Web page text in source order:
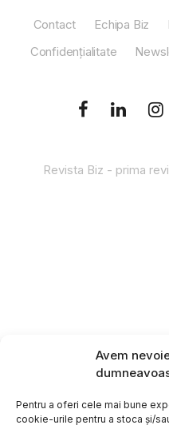
Avem
Pentru a oferi cele mai bune
cookie-urile pentru a stoca și/
Contact Echipa Biz
Confidențialitate
Revista Biz - prima